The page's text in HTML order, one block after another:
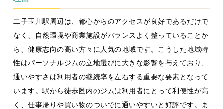
二子玉川駅周辺は、都心からのアクセスが良好であるだけで
なく、自然環境や商業施設がバランスよく整っていることか
ら、健康志向の高い方々に人気の地域です。こうした地域特
性はパーソナルジムの立地選びに大きな影響を与えており、
通いやすさは利用者の継続率を左右する重要な要素となって
います。駅から徒歩圏内のジムは利用者にとって利便性が高
く、仕事帰りや買い物のついでに通いやすいと好評です。ま